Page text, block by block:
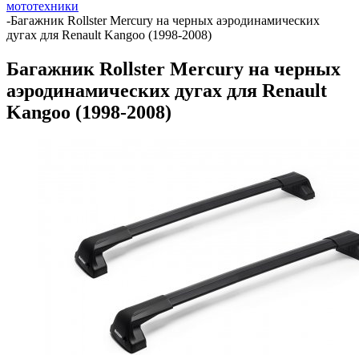
мототехники
-Багажник Rollster Mercury на черных аэродинамических
дугах для Renault Kangoo (1998-2008)
Багажник Rollster Mercury на черных
аэродинамических дугах для Renault
Kangoo (1998-2008)